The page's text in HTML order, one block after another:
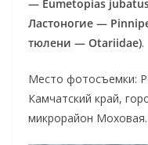
— Eumetopias
Ластоногие —
тюлени — Otariidae).
Место фотосъемки:
Камчатский край,
микрорайон Моховая.